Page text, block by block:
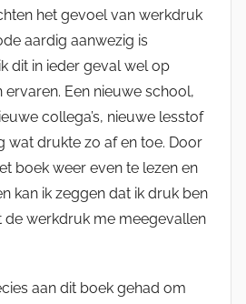
het gevoel van werkdruk
aardig aanwezig is
dit in ieder geval wel op
Een nieuwe school,
collega’s, nieuwe lesstof
wat drukte zo af en toe. Door
boek weer even te lezen en
kan ik zeggen dat ik druk ben
de werkdruk me meegevallen
aan dit boek gehad om